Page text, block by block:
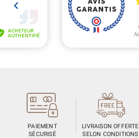
PAIEMENT
SÉCURISÉ
LIVRAISON OFFERTE
SELON CONDITIONS